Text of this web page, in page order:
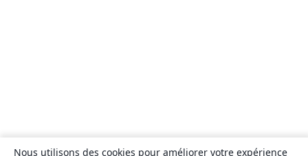
Nous utilisons des cookies pour améliorer votre expérience